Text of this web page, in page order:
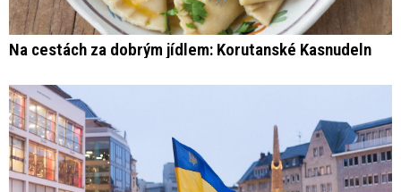
Na cestách za dobrým jídlem: Korutanské Kasnudeln